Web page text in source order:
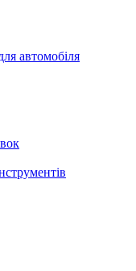
автомобіля